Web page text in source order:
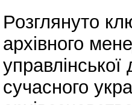
Розглянуто
архівного
сучасного